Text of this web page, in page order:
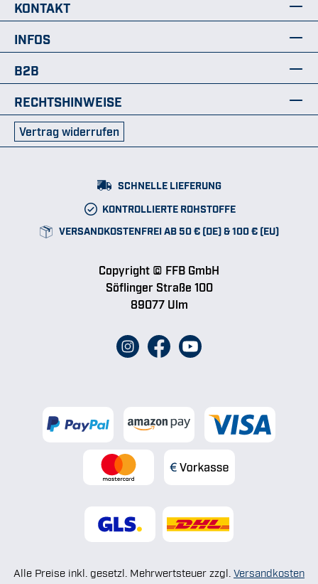
KONTAKT
INFOS
B2B
RECHTSHINWEISE
Vertrag widerrufen
SCHNELLE LIEFERUNG
KONTROLLIERTE ROHSTOFFE
VERSANDKOSTENFREI AB 50 € (DE) & 100 € (EU)
Copyright © FFB GmbH
Söflinger Straße 100
89077 Ulm
Alle Preise inkl. gesetzl. Mehrwertsteuer zzgl. Versandkosten